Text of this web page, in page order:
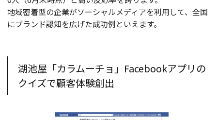
地域密着型の企業がソーシャルメディアを利用して、全国
にブランド認知を広げた成功例といえます。
湖池屋「カラムーチョ」Facebookアプリの
クイズで顧客体験創出